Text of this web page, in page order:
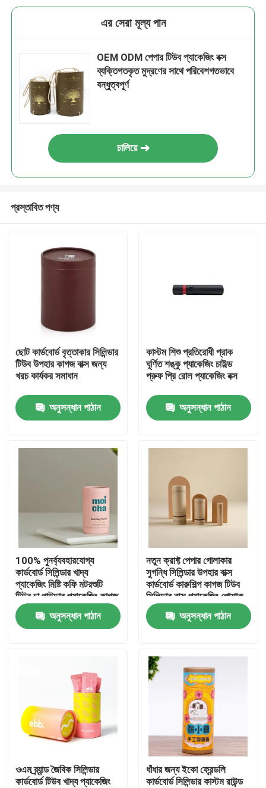
আমাদের সম্পর্কে
কারখানা ভ্রমণ
মান নিয়ন্ত্রণ
উদ্ধৃতির জন্য আবেদন
কার্ডবোর্ড পেপার গিফট বক্স
কার্ডবোর্ড টিউব উপহার বাক্স
এর সেরা মূল্য পান
OEM ODM পেপার টিউব প্যাকেজিং বক্স
ব্যক্তিগতকৃত মুদ্রণের সাথে পরিবেশগতভাবে
বন্ধুত্বপূর্ণ
চালিয়ে
প্রস্তাবিত পণ্য
ছোট কার্ডবোর্ড বৃত্তাকার সিলিন্ডার
টিউব উপহার কাগজ বাক্স জন্য
খরচ কার্যকর সমাধান
অনুসন্ধান পাঠান
কাস্টম শিশু প্রতিরোধী প্রাক
ঘূর্ণিত শঙ্কু প্যাকেজিং চাইল্ড
প্রুফ প্রি রোল প্যাকেজিং বক্স
অনুসন্ধান পাঠান
100% পুনর্ব্যবহারযোগ্য
কার্ডবোর্ড সিলিন্ডার খাদ্য
প্যাকেজিং মিষ্টি কফি মটরশুটি
টিউব চা পাউডার প্যাকেজিং কাগজ
টিউব বক্স
অনুসন্ধান পাঠান
নতুন ক্রাফ্ট পেপার গোলাকার
সুগন্ধি সিলিন্ডার উপহার বাক্স
কার্ডবোর্ড কারুশিল্প কাগজ টিউব
সিলিন্ডার বাক্স প্যাকেজিং পোশাক
অন্তর্বাস
অনুসন্ধান পাঠান
ওএম ব্র্যান্ড জৈবিক সিলিন্ডার
কার্ডবোর্ড টিউব খাদ্য প্যাকেজিং
ধাঁধার জন্য ইকো ফ্রেন্ডলি
কার্ডবোর্ড সিলিন্ডার কাস্টম রাউন্ড